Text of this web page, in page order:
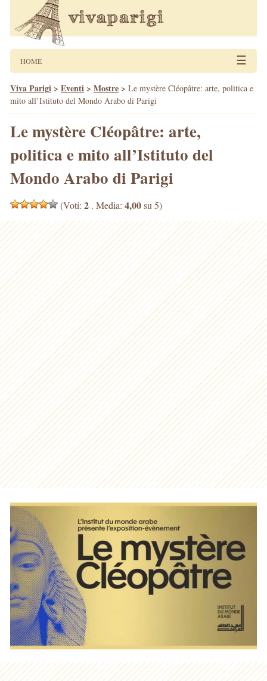
HOME ☰
Viva Parigi > Eventi > Mostre > Le mystère Cléopâtre: arte, politica e
mito all’Istituto del Mondo Arabo di Parigi
Le mystère Cléopâtre: arte,
politica e mito all’Istituto del
Mondo Arabo di Parigi
(Voti: 2 . Media: 4,00su 5)